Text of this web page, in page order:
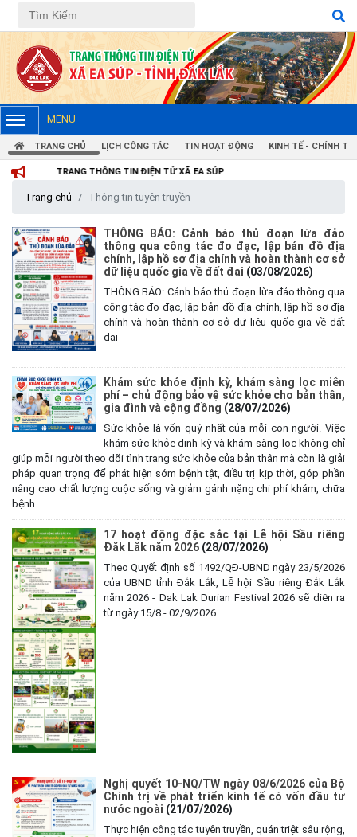
MENU
TRANG CHỦ LỊCH CÔNG TÁC TIN HOẠT ĐỘNG KINH TẾ - CHÍNH TRỊ
THÔNG TIN ĐIỆN TỬ XÃ EA SÚP
Trang chủ Thông tin tuyên truyền
THÔNG BÁO: Cảnh báo thủ đoạn lừa đảo
thông qua công tác đo đạc, lập bản đồ địa
chính, lập hồ sơ địa chính và hoàn thành cơ sở
dữ liệu quốc gia về đất đai (03/08/2026)
THÔNG BÁO: Cảnh báo thủ đoạn lừa đảo thông qua
công tác đo đạc, lập bản đồ địa chính, lập hồ sơ địa
chính và hoàn thành cơ sở dữ liệu quốc gia về đất
đai
Khám sức khỏe định kỳ, khám sàng lọc miễn
phí – chủ động bảo vệ sức khỏe cho bản thân,
gia đình và cộng đồng (28/07/2026)
Sức khỏe là vốn quý nhất của mỗi con người. Việc
khám sức khỏe định kỳ và khám sàng lọc không chỉ
giúp mỗi người theo dõi tình trạng sức khỏe của bản thân mà còn là giải
pháp quan trọng để phát hiện sớm bệnh tật, điều trị kịp thời, góp phần
nâng cao chất lượng cuộc sống và giảm gánh nặng chi phí khám, chữa
bệnh.
17 hoạt động đặc sắc tại Lễ hội Sầu riêng
Đắk Lắk năm 2026 (28/07/2026)
Theo Quyết định số 1492/QĐ-UBND ngày 23/5/2026
của UBND tỉnh Đắk Lắk, Lễ hội Sầu riêng Đắk Lắk
năm 2026 - Dak Lak Durian Festival 2026 sẽ diễn ra
từ ngày 15/8 - 02/9/2026.
Nghị quyết 10-NQ/TW ngày 08/6/2026 của Bộ
Chính trị về phát triển kinh tế có vốn đầu tư
nước ngoài (21/07/2026)
Thực hiện công tác tuyên truyền, quán triệt sâu rộng,